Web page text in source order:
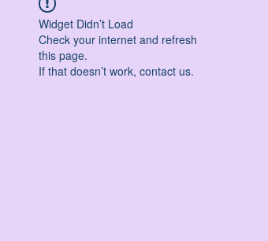
Widget Didn’t Load
Check your internet and refresh
this page.
If that doesn’t work, contact us.